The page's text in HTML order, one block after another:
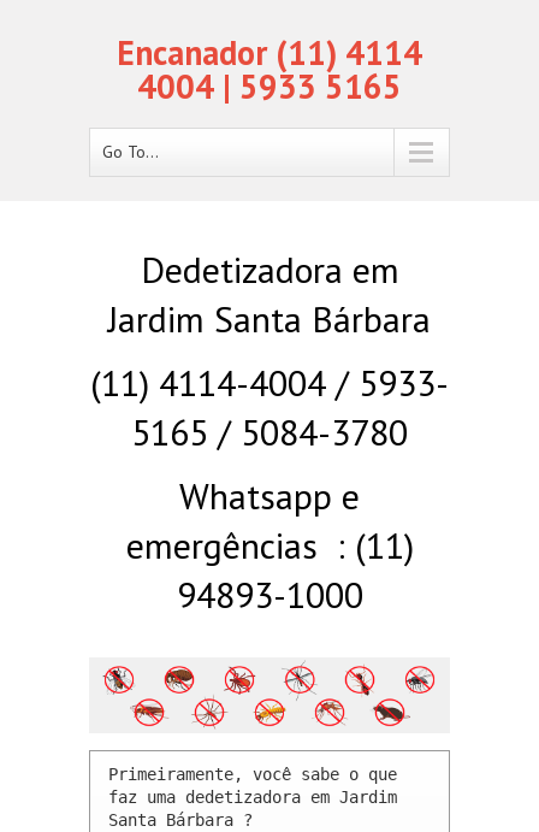
Encanador (11) 4114
4004 | 5933 5165
Go To...
Dedetizadora em
Jardim Santa Bárbara
(11) 4114-4004 / 5933-
5165 / 5084-3780
Whatsapp e
emergências : (11)
94893-1000
Primeiramente, você sabe o que
faz uma dedetizadora em Jardim
Santa Bárbara ?